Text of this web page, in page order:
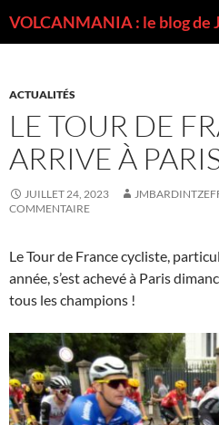
ACTUALITÉS
LE TOUR DE
ARRIVE À
JUILLET 24, 2023
COMMENTAIRE
Le Tour de France cycliste,
année, s’est achevé à Paris
tous les champions !